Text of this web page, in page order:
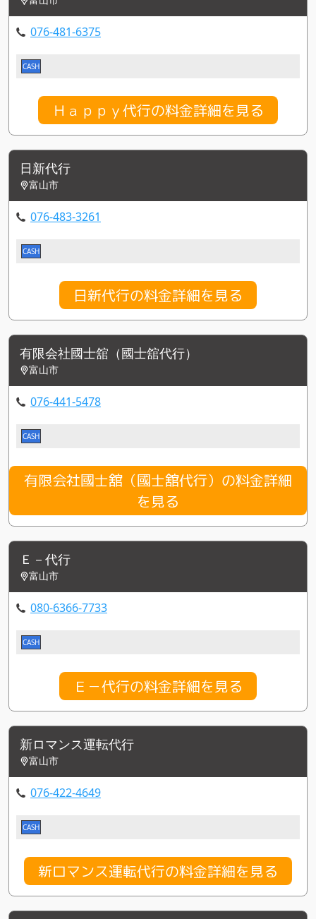
076-481-6375
CASH
Ｈａｐｐｙ代行の料金詳細を見る
日新代行
富山市
076-483-3261
CASH
日新代行の料金詳細を見る
有限会社國士舘（國士舘代行）
富山市
076-441-5478
CASH
有限会社國士舘（國士舘代行）の料金詳細
を見る
Ｅ－代行
富山市
080-6366-7733
CASH
Ｅ－代行の料金詳細を見る
新ロマンス運転代行
富山市
076-422-4649
CASH
新ロマンス運転代行の料金詳細を見る